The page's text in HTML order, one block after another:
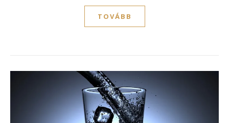
TOVÁBB